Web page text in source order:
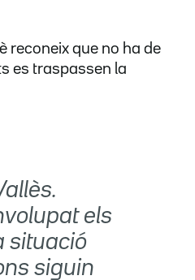
reconeix que no ha de
es traspassen la
els
situació
siguin